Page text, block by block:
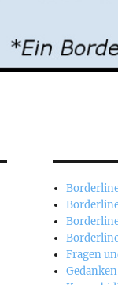
Fragen
Gedanken